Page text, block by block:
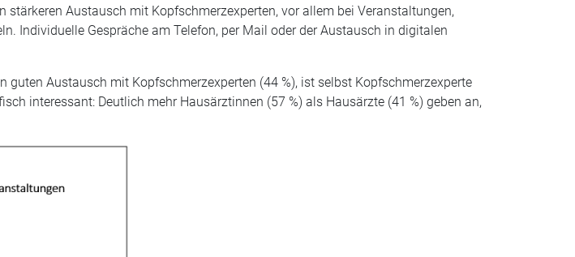
Austausch mit Kopfschmerz­experten, vor allem bei Veranstaltungen,
Individuelle Gespräche am Telefon, per Mail oder der Austausch in digitalen
Austausch mit Kopfschmerzexperten (44 %), ist selbst Kopfschmerzexperte
interessant: Deutlich mehr Hausärztinnen (57 %) als Hausärzte (41 %) geben an,